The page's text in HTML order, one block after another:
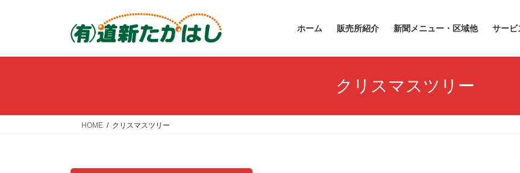
ホーム 販売所紹介 新聞メニュー・区域他 サービ
クリスマスツリー
HOME クリスマスツリー